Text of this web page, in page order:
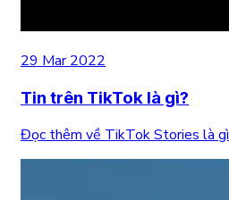
29 Mar 2022
Tin trên TikTok là gì?
Đọc thêm về TikTok Stories là gì